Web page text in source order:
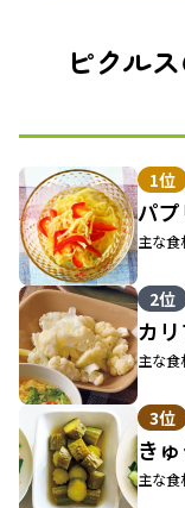
ピクル
1位
パ
主な
2位
カ
主な
3位
き
主な